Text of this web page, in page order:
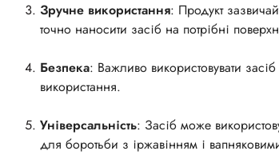
Зручне використання: Продукт
точно наносити засіб на потрібні
Безпека: Важливо використовувати
використання.
Універсальність: Засіб може
для боротьби з іржавінням і